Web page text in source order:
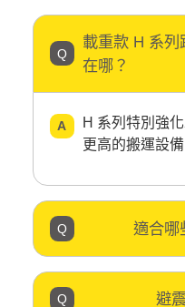
載重款 H 系列
在哪？
H 系列特別強
更高的搬運設備
適合哪
避